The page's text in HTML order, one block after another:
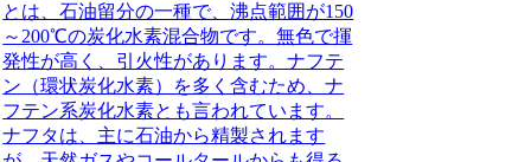
とは、石油留分の一種で、沸点範囲が150
～200℃の炭化水素混合物です。無色で揮
発性が高く、引火性があります。ナフテ
ン（環状炭化水素）を多く含むため、ナ
フテン系炭化水素とも言われています。
ナフタは、主に石油から精製されます